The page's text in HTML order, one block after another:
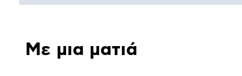
παρουσίαση
Με μια ματιά